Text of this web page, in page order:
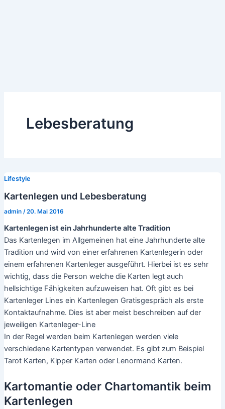
Lebesberatung
Lifestyle
Kartenlegen und Lebesberatung
admin /20. Mai 2016
Kartenlegen ist ein Jahrhunderte alte Tradition
Das Kartenlegen im Allgemeinen hat eine Jahrhunderte alte
Tradition und wird von einer erfahrenen Kartenlegerin oder
einem erfahrenen Kartenleger ausgeführt. Hierbei ist es sehr
wichtig, dass die Person welche die Karten legt auch
hellsichtige Fähigkeiten aufzuweisen hat. Oft gibt es bei
Kartenleger Lines ein Kartenlegen Gratisgespräch als erste
Kontaktaufnahme. Dies ist aber meist beschreiben auf der
jeweiligen Kartenleger-Line
In der Regel werden beim Kartenlegen werden viele
verschiedene Kartentypen verwendet. Es gibt zum Beispiel
Tarot Karten, Kipper Karten oder Lenormand Karten.
Kartomantie oder Chartomantik beim
Kartenlegen